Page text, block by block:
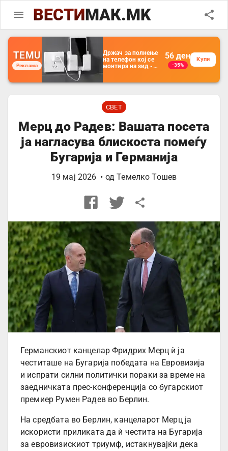
ВЕСТИМАК.MK
TEMU
Реклама
Држач за полнење
на телефон кој се
монтира на ѕид -
организатор за
далечински
управувач
56 ден
-35%
Купи
СВЕТ
Мерц до Радев: Вашата посета
ја нагласува блискоста помеѓу
Бугарија и Германија
19 мај 2026 • одТемелко Тошев
Германскиот канцелар Фридрих Мерц ѝ ја
честиташе на Бугарија победата на Евровизија
и испрати силни политички пораки за време на
заедничката прес-конференција со бугарскиот
премиер Румен Радев во Берлин.
На средбата во Берлин, канцеларот Мерц ја
искористи приликата да ѝ честита на Бугарија
за евровизискиот триумф, истакнувајќи дека